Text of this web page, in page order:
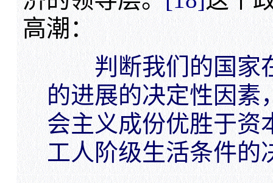
高潮：
判断我们的国家
的进展的决定性因素
会主义成份优胜于资
工人阶级生活条件的